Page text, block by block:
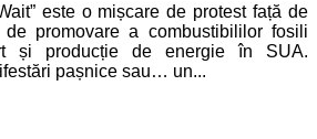
este o mișcare de protest față de
promovare a combustibililor fosili
și producție de energie în SUA.
pașnice sau… un...